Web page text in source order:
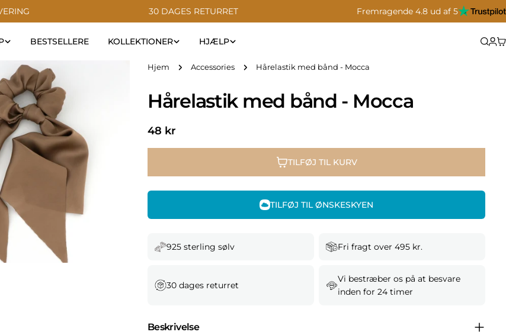
30 DAGES RETURRET Fremragende 4.8 ud af 5
BESTSELLERE KOLLEKTIONER HJÆLP
Hjem Accessories Hårelastik med bånd - Mocca
Hårelastik med bånd - Mocca
Normal
pris
48 kr
TILFØJ TIL KURV
TILFØJ TIL ØNSKESKYEN
925 sterling sølv Fri fragt over 495 kr.
30 dages returret
Vi bestræber os på at besvare
inden for 24 timer
Beskrivelse